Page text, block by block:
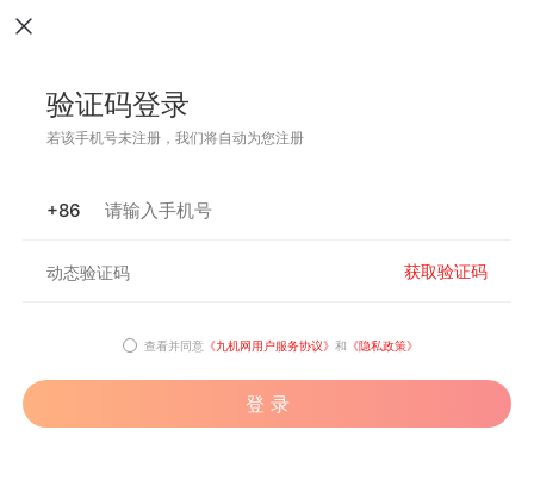
验证码登录
若该手机号未注册，我们将自动为您注册
+86
获取验证码
查看并同意 《九机网用户服务协议》 和 《隐私政策》
登 录